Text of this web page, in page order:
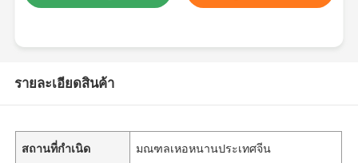
รายละเอียดสินค้า
สถานที่กำเนิด มณฑลเหอหนานประเทศจีน